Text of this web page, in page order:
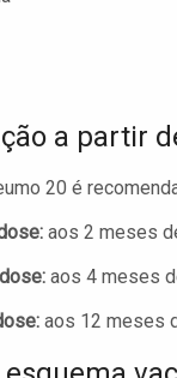
a partir
20 é
aos 2 meses
aos 4 meses
aos 12 meses